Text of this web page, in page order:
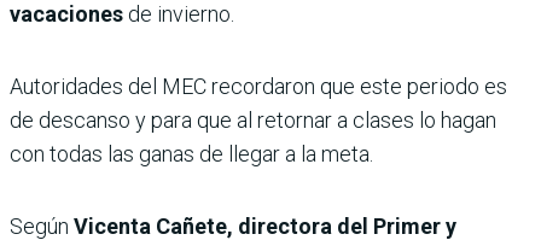
vacaciones de invierno.
Autoridades del MEC recordaron que este periodo es
de descanso y para que al retornar a clases lo hagan
con todas las ganas de llegar a la meta.
Según Vicenta Cañete, directora del Primer y